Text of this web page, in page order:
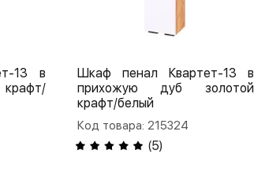
13 в
крафт/
Шкаф пенал Квартет-13 в
прихожую дуб золотой
крафт/белый
Код товара: 215324
(5)